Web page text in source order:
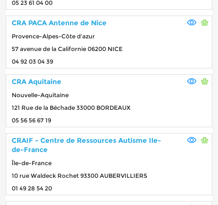
05 23 61 04 00
CRA PACA Antenne de Nice
Provence-Alpes-Côte d'azur
57 avenue de la Californie 06200 NICE
04 92 03 04 39
CRA Aquitaine
Nouvelle-Aquitaine
121 Rue de la Béchade 33000 BORDEAUX
05 56 56 67 19
CRAIF - Centre de Ressources Autisme Ile-
de-France
Île-de-France
10 rue Waldeck Rochet 93300 AUBERVILLIERS
01 49 28 54 20